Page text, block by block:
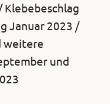
Klebebeschlag
Januar 2023 /
weitere
und